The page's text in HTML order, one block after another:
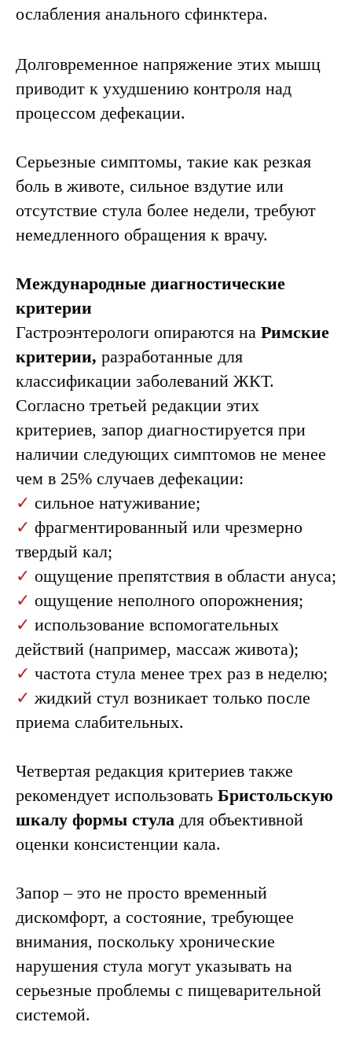
ослабления анального сфинктера.
Долговременное напряжение этих мышц
приводит к ухудшению контроля над
процессом дефекации.
Серьезные симптомы, такие как резкая
боль в животе, сильное вздутие или
отсутствие стула более недели, требуют
немедленного обращения к врачу.
Международные диагностические
критерии
Гастроэнтерологи опираются на Римские
критерии, разработанные для
классификации заболеваний ЖКТ.
Согласно третьей редакции этих
критериев, запор диагностируется при
наличии следующих симптомов не менее
чем в 25% случаев дефекации:
✓ сильное натуживание;
✓ фрагментированный или чрезмерно
твердый кал;
✓ ощущение препятствия в области ануса;
✓ ощущение неполного опорожнения;
✓ использование вспомогательных
действий (например, массаж живота);
✓ частота стула менее трех раз в неделю;
✓ жидкий стул возникает только после
приема слабительных.
Четвертая редакция критериев также
рекомендует использовать Бристольскую
шкалу формы стула для объективной
оценки консистенции кала.
Запор – это не просто временный
дискомфорт, а состояние, требующее
внимания, поскольку хронические
нарушения стула могут указывать на
серьезные проблемы с пищеварительной
системой.